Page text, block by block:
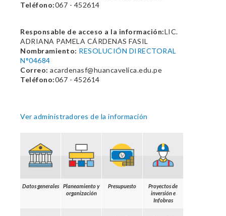
Teléfono:067 - 452614
Responsable de acceso a la información:LIC.
ADRIANA PAMELA CÁRDENAS FASIL
Nombramiento: RESOLUCIÓN DIRECTORAL
N°04684
Correo: acardenasf@huancavelica.edu.pe
Teléfono:067 - 452614
Ver administradores de la información
Datos generales
Planeamiento y
organización
Presupuesto
Proyectos de
inversión e
Infobras